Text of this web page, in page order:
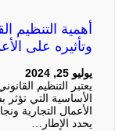
أهمية التنظيم
وتأثيره على
يوليو 25, 2024
يعتبر التنظيم
الأساسية التي
الأعمال التجارية
يحدد الإطار…